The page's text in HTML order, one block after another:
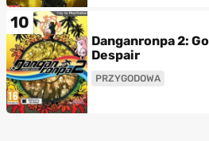
10
Danganronpa 2:
Despair
PRZYGODOWA